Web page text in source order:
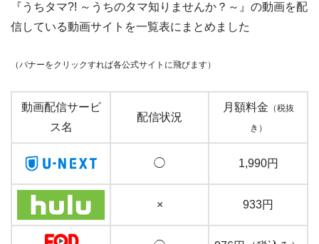
『うちタマ?! ～うちのタマ知りませんか？～』の動画を配
信している動画サイトを一覧表にまとめました
（バナーをクリックすれば各公式サイトに飛びます）
動画配信サービ
ス名
配信状況
月額料金 （税抜
き）
◯ 1,990円
× 933円